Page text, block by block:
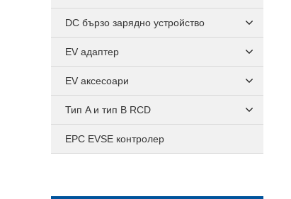
DC бързо зарядно устройство
EV адаптер
EV аксесоари
Тип A и тип B RCD
EPC EVSE контролер